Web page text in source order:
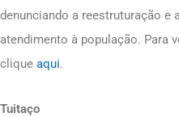
denunciando a reestruturação e
atendimento à população. Para
clique aqui.
Tuitaço